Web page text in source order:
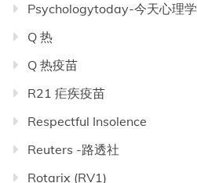
Psychologytoday-今天心理学
Q 热
Q 热疫苗
R21 疟疾疫苗
Respectful Insolence
Reuters -路透社
Rotarix (RV1)